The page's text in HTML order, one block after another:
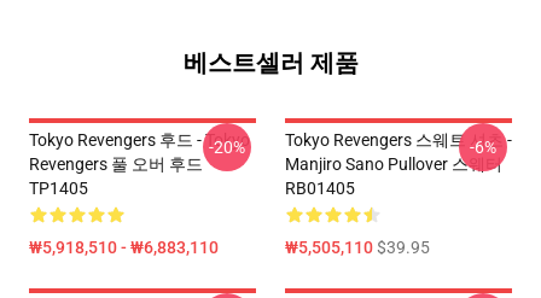
베스트셀러 제품
Tokyo Revengers 후드 - Tokyo
Revengers 풀 오버 후드
TP1405
₩5,918,510 - ₩6,883,110
-20%
Tokyo Revengers 스웨트 셔츠 -
Manjiro Sano Pullover 스웨터
RB01405
₩5,505,110$39.95
-6%